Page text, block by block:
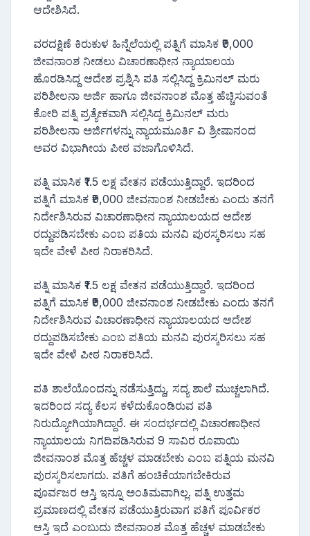
ಆದೇಶಿಸಿದೆ.
ವರದಕ್ಷಿಣೆ ಕಿರುಕುಳ ಹಿನ್ನೆಲೆಯಲ್ಲಿ ಪತ್ನಿಗೆ ಮಾಸಿಕ ₹9,000
ಜೀವನಾಂಶ ನೀಡಲು ವಿಚಾರಣಾಧೀನ ನ್ಯಾಯಾಲಯ
ಹೊರಡಿಸಿದ್ದ ಆದೇಶ ಪ್ರಶ್ನಿಸಿ ಪತಿ ಸಲ್ಲಿಸಿದ್ದ ಕ್ರಿಮಿನಲ್ ಮರು
ಪರಿಶೀಲನಾ ಅರ್ಜಿ ಹಾಗೂ ಜೀವನಾಂಶ ಮೊತ್ತ ಹೆಚ್ಚಿಸುವಂತೆ
ಕೋರಿ ಪತ್ನಿ ಪ್ರತ್ಯೇಕವಾಗಿ ಸಲ್ಲಿಸಿದ್ದ ಕ್ರಿಮಿನಲ್ ಮರು
ಪರಿಶೀಲನಾ ಅರ್ಜಿಗಳನ್ನು ನ್ಯಾಯಮೂರ್ತಿ ವಿ ಶ್ರೀಷಾನಂದ
ಅವರ ವಿಭಾಗೀಯ ಪೀಠ ವಜಾಗೊಳಿಸಿದೆ.
ಪತ್ನಿ ಮಾಸಿಕ ₹1.5 ಲಕ್ಷ ವೇತನ ಪಡೆಯುತ್ತಿದ್ದಾರೆ. ಇದರಿಂದ
ಪತ್ನಿಗೆ ಮಾಸಿಕ ₹9,000 ಜೀವನಾಂಶ ನೀಡಬೇಕು ಎಂದು ತನಗೆ
ನಿರ್ದೇಶಿಸಿರುವ ವಿಚಾರಣಾಧೀನ ನ್ಯಾಯಾಲಯದ ಆದೇಶ
ರದ್ದುಪಡಿಸಬೇಕು ಎಂಬ ಪತಿಯ ಮನವಿ ಪುರಸ್ಕರಿಸಲು ಸಹ
ಇದೇ ವೇಳೆ ಪೀಠ ನಿರಾಕರಿಸಿದೆ.
ಪತ್ನಿ ಮಾಸಿಕ ₹1.5 ಲಕ್ಷ ವೇತನ ಪಡೆಯುತ್ತಿದ್ದಾರೆ. ಇದರಿಂದ
ಪತ್ನಿಗೆ ಮಾಸಿಕ ₹9,000 ಜೀವನಾಂಶ ನೀಡಬೇಕು ಎಂದು ತನಗೆ
ನಿರ್ದೇಶಿಸಿರುವ ವಿಚಾರಣಾಧೀನ ನ್ಯಾಯಾಲಯದ ಆದೇಶ
ರದ್ದುಪಡಿಸಬೇಕು ಎಂಬ ಪತಿಯ ಮನವಿ ಪುರಸ್ಕರಿಸಲು ಸಹ
ಇದೇ ವೇಳೆ ಪೀಠ ನಿರಾಕರಿಸಿದೆ.
ಪತಿ ಶಾಲೆಯೊಂದನ್ನು ನಡೆಸುತ್ತಿದ್ದು, ಸದ್ಯ ಶಾಲೆ ಮುಚ್ಚಲಾಗಿದೆ.
ಇದರಿಂದ ಸದ್ಯ ಕೆಲಸ ಕಳೆದುಕೊಂಡಿರುವ ಪತಿ
ನಿರುದ್ಯೋಗಿಯಾಗಿದ್ದಾರೆ. ಈ ಸಂದರ್ಭದಲ್ಲಿ ವಿಚಾರಣಾಧೀನ
ನ್ಯಾಯಾಲಯ ನಿಗದಿಪಡಿಸಿರುವ 9 ಸಾವಿರ ರೂಪಾಯಿ
ಜೀವನಾಂಶ ಮೊತ್ತ ಹೆಚ್ಚಳ ಮಾಡಬೇಕು ಎಂಬ ಪತ್ನಿಯ ಮನವಿ
ಪುರಸ್ಕರಿಸಲಾಗದು. ಪತಿಗೆ ಹಂಚಿಕೆಯಾಗಬೇಕಿರುವ
ಪೂರ್ವಜರ ಆಸ್ತಿ ಇನ್ನೂ ಅಂತಿಮವಾಗಿಲ್ಲ. ಪತ್ನಿ ಉತ್ತಮ
ಪ್ರಮಾಣದಲ್ಲಿ ವೇತನ ಪಡೆಯುತ್ತಿರುವಾಗ ಪತಿಗೆ ಪೂರ್ವಿಕರ
ಆಸ್ತಿ ಇದೆ ಎಂಬುದು ಜೀವನಾಂಶ ಮೊತ್ತ ಹೆಚ್ಚಳ ಮಾಡಬೇಕು